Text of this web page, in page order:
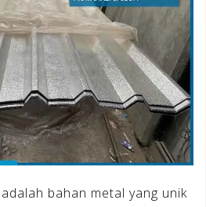
adalah bahan metal yang unik